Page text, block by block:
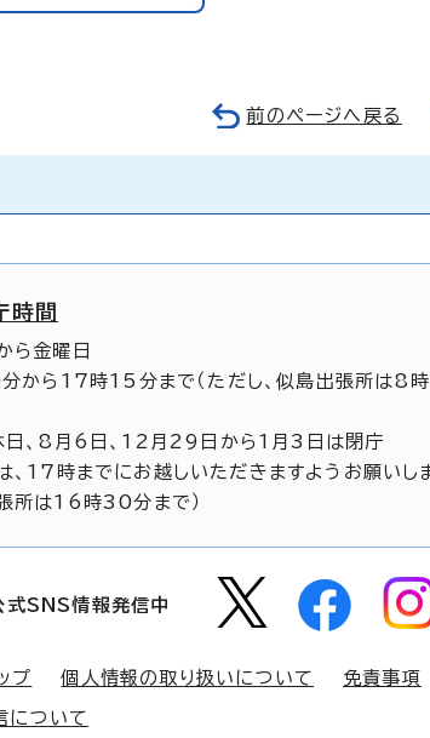
前のページへ戻る
時間
ら金曜日
から17時15分まで（ただし、似島出張所は8
日、8月6日、12月29日から1月3日は閉庁
、17時までにお越しいただきますようお願いしま
所は16時30分まで）
式SNS情報発信中
プ 個人情報の取り扱いについて 免責事項
について